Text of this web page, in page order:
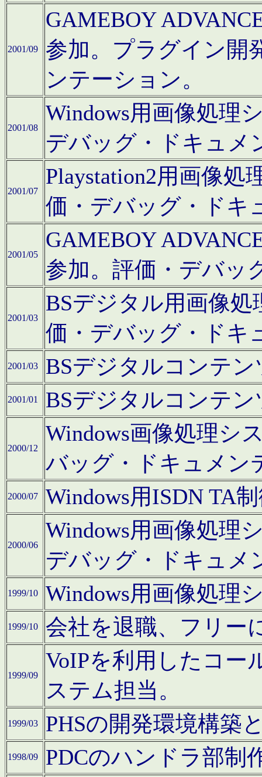
2001/09
GAMEBOY
参加。プラグイン開
ンテーション。
2001/08
Windows用画像処理
デバッグ・ドキュメ
2001/07
Playstation2用画像
価・デバッグ・ドキ
2001/05
GAMEBOY
参加。評価・デバッ
2001/03
BSデジタル用画像
価・デバッグ・ドキ
2001/03 BSデジタルコンテ
2001/01 BSデジタルコンテ
2000/12
Windows画像処理シ
バッグ・ドキュメン
2000/07 Windows用ISDN TA
2000/06
Windows用画像処理
デバッグ・ドキュメ
1999/10 Windows用画像処理
1999/10 会社を退職、フリー
1999/09
VoIPを利用したコー
ステム担当。
1999/03 PHSの開発環境構築
1998/09 PDCのハンドラ部制